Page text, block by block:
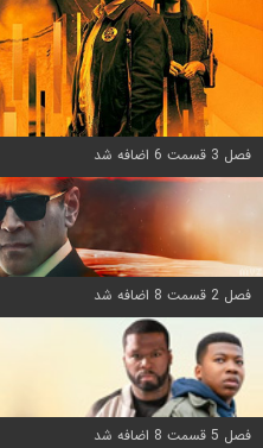
فصل 3 قسمت 6 اضافه شد
فصل 2 قسمت 8 اضافه شد
فصل 5 قسمت 8 اضافه شد